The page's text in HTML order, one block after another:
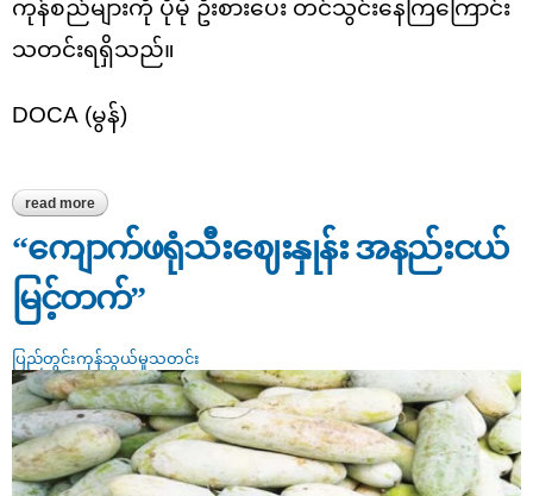
ကုန်စည်များကို ပိုမို ဦးစားပေး တင်သွင်းနေကြကြောင်း
သတင်းရရှိသည်။
DOCA (မွန်)
read more about ကျိုက်ထို၌ ကင်းပုဇွန်၊ ရေဘဝဲနှင့် ကင်းမွန် အပါအဝင် အဆင့်မြင့်
ရေထွက်ကုန်များ ကုန်စည်ဝင်ရောက်မှုနည်းပြီး ဈေးနှုန်းများမြင့်မားလျက်
ရှိ
“ကျောက်ဖရုံသီးဈေးနှုန်း အနည်းငယ်
မြင့်တက်”
ပြည်တွင်းကုန်သွယ်မှုသတင်း